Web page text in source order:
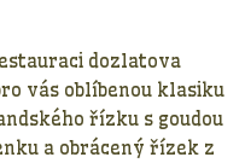
dozlatova
vás oblíbenou klasiku
řízku s goudou
a obrácený řízek z